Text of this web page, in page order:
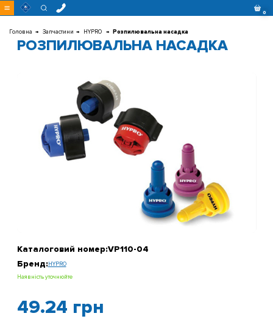
Перейти
до 0
Головна Запчастини HYPRO Розпилювальна насадка
РОЗПИЛЮВАЛЬНА НАСАДКА
Каталоговий номер:VP110-04
Бренд:HYPRO
Наявність уточнюйте
49.24 грн